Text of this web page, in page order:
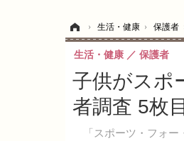
› 生活・健康 › 保護者
子供がスポ
者調査 5枚
「スポーツ・フォー
生活・健康 保護者